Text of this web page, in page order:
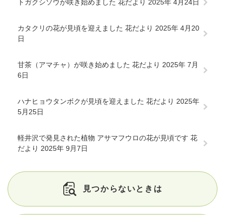
トガクシソウが咲き始めました 花だより 2025年 4月24日
カタクリの花が見頃を迎えました 花だより 2025年 4月20
日
甘茶（アマチャ）が咲き始めました 花だより 2025年 7月
6日
ハナヒョウタンボクが見頃を迎えました 花だより 2025年
5月25日
軽井沢で発見された植物 アサマフウロの花が見頃です 花
だより 2025年 9月7日
見つからないときは